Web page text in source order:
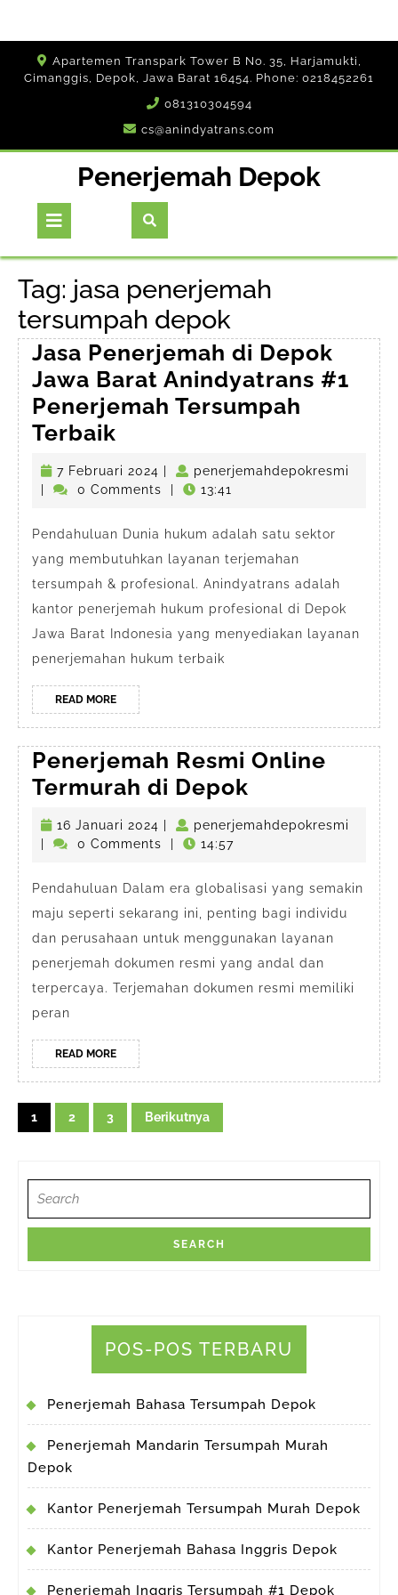
Apartemen Transpark Tower B No. 35, Harjamukti,
Cimanggis, Depok, Jawa Barat 16454. Phone: 0218452261
081310304594
cs@anindyatrans.com
Penerjemah Depok
Button
Tag: jasa penerjemah
tersumpah depok
Jasa Penerjemah di Depok
Jawa Barat Anindyatrans #1
Penerjemah Tersumpah
Terbaik
Penerjemah
di
Jawa
Barat
Anindyatrans
#1
Penerjemah
Tersumpah
Terbaik
7 Februari 2024 7
Februari
penerjemahdepokresmi
0 Comments 13:41
Pendahuluan Dunia hukum adalah satu sektor
yang membutuhkan layanan terjemahan
tersumpah & profesional. Anindyatrans adalah
kantor penerjemah hukum profesional di Depok
Jawa Barat Indonesia yang menyediakan layanan
penerjemahan hukum terbaik
READ MOREREAD
MORE
Penerjemah Resmi Online
Termurah di Depok Penerjemah
Resmi
Online
di
Depok
16 Januari 2024 16
Januari
penerjemahdepokresmi
0 Comments 14:57
Pendahuluan Dalam era globalisasi yang semakin
maju seperti sekarang ini, penting bagi individu
dan perusahaan untuk menggunakan layanan
penerjemah dokumen resmi yang andal dan
terpercaya. Terjemahan dokumen resmi memiliki
peran
READ MOREREAD
MORE
Navigasi
pos
1 2 3 Berikutnya
for:
POS-POS TERBARU
Penerjemah Bahasa Tersumpah Depok
Penerjemah Mandarin Tersumpah Murah
Depok
Kantor Penerjemah Tersumpah Murah Depok
Kantor Penerjemah Bahasa Inggris Depok
Penerjemah Inggris Tersumpah #1 Depok